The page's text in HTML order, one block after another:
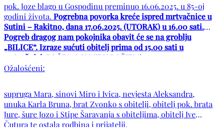
pok. Joze blago u Gospodinu preminuo 16.06.2025. u 85-oj
godini života. Pogrebna povorka kreće ispred mrtvačnice u
Sutini – Rakitno, dana 17.06.2025. (UTORAK) u 16.00 sati.
Pogreb dragog nam pokojnika obavit će se na groblju
„BILICE“. Izraze sućuti obitelj prima od 15.00 sati u
mrtvačnici. POČIVAO U MIRU BOŽJEM!
Ožalošćeni:
supruga Mara, sinovi Miro i Ivica, nevjesta Aleksandra,
unuka Karla Bruna, brat Zvonko s obitelji, obitelj pok. brata
Jure, šure Jozo i Stipe Šaravanja s obiteljima, obitelj Ive
Čutura te ostala rodbina i prijatelji.